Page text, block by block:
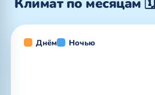
Климат по месяцам 🗓️
Днём Ночью